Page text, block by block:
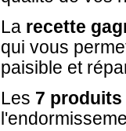
La recette
qui vous
paisible et
Les 7